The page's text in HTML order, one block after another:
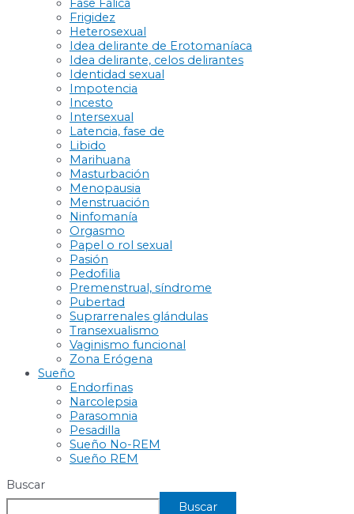
Fase Fálica
Frigidez
Heterosexual
Idea delirante de Erotomaníaca
Idea delirante, celos delirantes
Identidad sexual
Impotencia
Incesto
Intersexual
Latencia, fase de
Libido
Marihuana
Masturbación
Menopausia
Menstruación
Ninfomanía
Orgasmo
Papel o rol sexual
Pasión
Pedofilia
Premenstrual, síndrome
Pubertad
Suprarrenales glándulas
Transexualismo
Vaginismo funcional
Zona Erógena
Sueño
Endorfinas
Narcolepsia
Parasomnia
Pesadilla
Sueño No-REM
Sueño REM
Buscar
Buscar